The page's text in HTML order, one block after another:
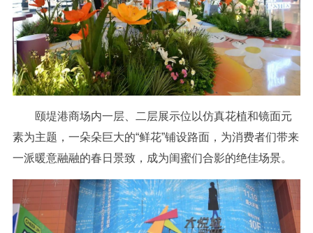
颐堤港商场内一层、二层展示位以仿真花植和镜面元
素为主题，一朵朵巨大的“鲜花”铺设路面，为消费者们带来
一派暖意融融的春日景致，成为闺蜜们合影的绝佳场景。